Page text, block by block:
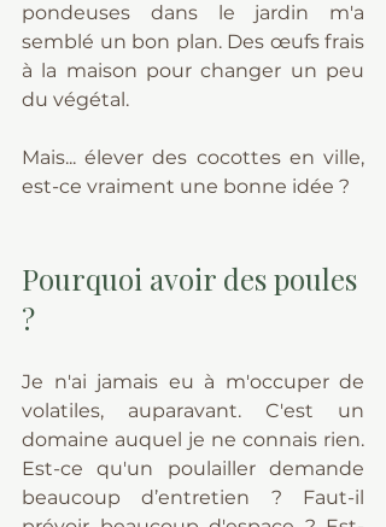
pondeuses dans le jardin m'a
semblé un bon plan. Des œufs frais
à la maison pour changer un peu
du végétal.
Mais... élever des cocottes en ville,
est-ce vraiment une bonne idée ?
Pourquoi avoir des poules
?
Je n'ai jamais eu à m'occuper de
volatiles, auparavant. C'est un
domaine auquel je ne connais rien.
Est-ce qu'un poulailler demande
beaucoup d’entretien ? Faut-il